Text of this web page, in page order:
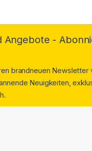
Angebote -
brandneuen
Neuigkeiten,